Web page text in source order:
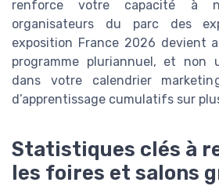
renforce votre capacité à
organisateurs du parc des
exposition France 2026 devient
programme pluriannuel, et non
dans votre calendrier
d’apprentissage cumulatifs sur
Statistiques clés à
les foires et salons